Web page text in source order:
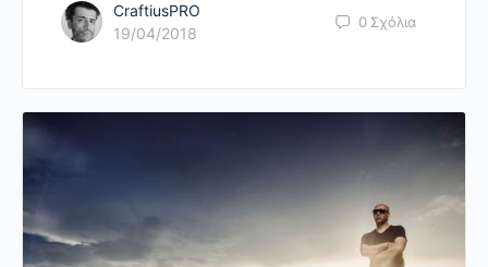
CraftiusPRO
19/04/2018
0 Σχόλια